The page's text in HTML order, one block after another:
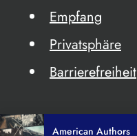
Empfang
Privatsphäre
Barrierefreiheit
American Authors